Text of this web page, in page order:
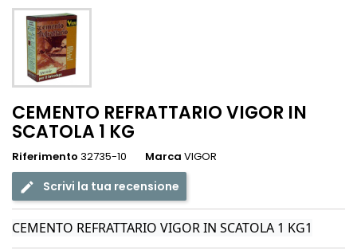
CEMENTO REFRATTARIO VIGOR IN
SCATOLA 1 KG
Riferimento 32735-10 Marca VIGOR
Scrivi la tua recensione
CEMENTO REFRATTARIO VIGOR IN SCATOLA 1 KG1